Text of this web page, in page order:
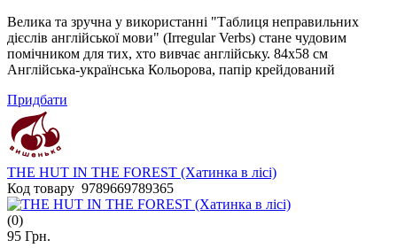
Велика та зручна у використанні "Таблиця неправильних
дієслів англійської мови" (Irregular Verbs) стане чудовим
помічником для тих, хто вивчає англійську. 84х58 см
Англійська-українська Кольорова, папір крейдований
Придбати
THE HUT IN THE FOREST (Хатинка в лісі)
Код товару 9789669789365
(0)
95 Грн.